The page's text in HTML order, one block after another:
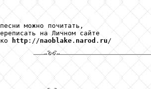
можно почитать,
на Личном сайте
http ://naoblake . narod . ru /